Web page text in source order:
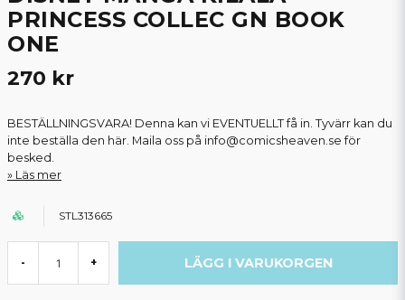
PRINCESS COLLEC GN BOOK
ONE
270 kr
BESTÄLLNINGSVARA! Denna kan vi EVENTUELLT få in. Tyvärr kan du
inte beställa den här. Maila oss på info@comicsheaven.se för
besked.
Läs mer
STL313665
- + LÄGG I VARUKORGEN